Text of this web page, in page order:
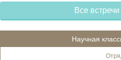
Все
Научная